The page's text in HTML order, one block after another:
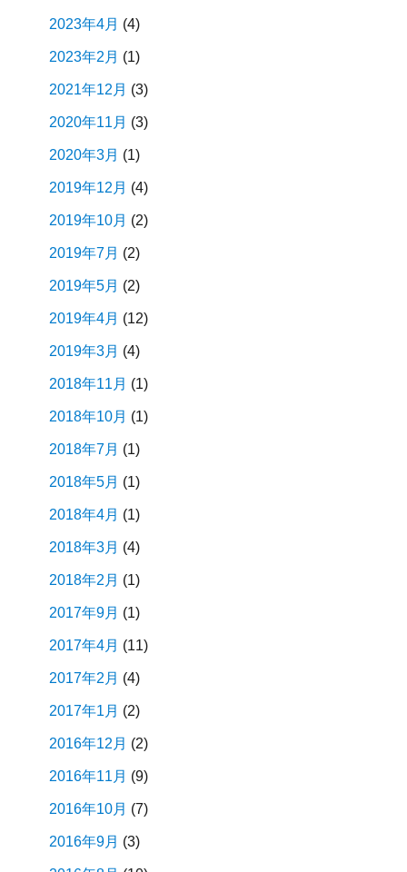
2023年4月 (4)
2023年2月 (1)
2021年12月 (3)
2020年11月 (3)
2020年3月 (1)
2019年12月 (4)
2019年10月 (2)
2019年7月 (2)
2019年5月 (2)
2019年4月 (12)
2019年3月 (4)
2018年11月 (1)
2018年10月 (1)
2018年7月 (1)
2018年5月 (1)
2018年4月 (1)
2018年3月 (4)
2018年2月 (1)
2017年9月 (1)
2017年4月 (11)
2017年2月 (4)
2017年1月 (2)
2016年12月 (2)
2016年11月 (9)
2016年10月 (7)
2016年9月 (3)